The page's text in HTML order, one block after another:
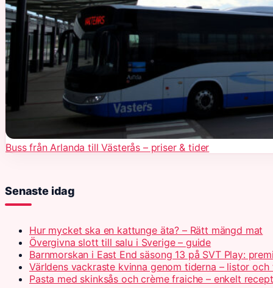
Buss från Arlanda till Västerås – priser & tider
Senaste idag
Hur mycket ska en kattunge äta? – Rätt mängd mat
Övergivna slott till salu i Sverige – guide
Barnmorskan i East End säsong 13 på SVT Play:
Världens vackraste kvinna genom tiderna – listor och
Pasta med skinksås och crème fraiche – enkelt recept